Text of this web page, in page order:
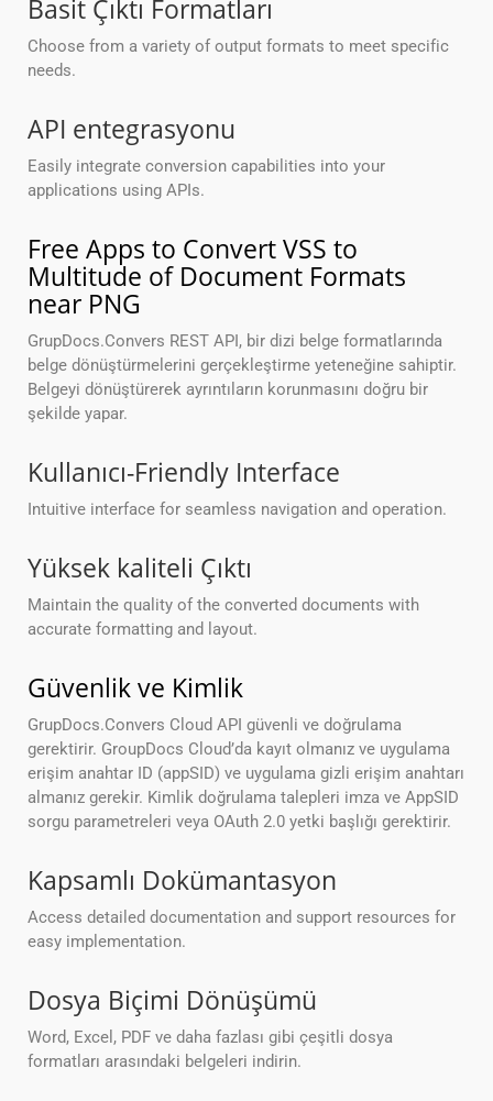
Basit Çıktı Formatları
Choose from a variety of output formats to meet specific
needs.
API entegrasyonu
Easily integrate conversion capabilities into your
applications using APIs.
Free Apps to Convert VSS to
Multitude of Document Formats
near PNG
GrupDocs.Convers REST API, bir dizi belge formatlarında
belge dönüştürmelerini gerçekleştirme yeteneğine sahiptir.
Belgeyi dönüştürerek ayrıntıların korunmasını doğru bir
şekilde yapar.
Kullanıcı-Friendly Interface
Intuitive interface for seamless navigation and operation.
Yüksek kaliteli Çıktı
Maintain the quality of the converted documents with
accurate formatting and layout.
Güvenlik ve Kimlik
GrupDocs.Convers Cloud API güvenli ve doğrulama
gerektirir. GroupDocs Cloud’da kayıt olmanız ve uygulama
erişim anahtar ID (appSID) ve uygulama gizli erişim anahtarı
almanız gerekir. Kimlik doğrulama talepleri imza ve AppSID
sorgu parametreleri veya OAuth 2.0 yetki başlığı gerektirir.
Kapsamlı Dokümantasyon
Access detailed documentation and support resources for
easy implementation.
Dosya Biçimi Dönüşümü
Word, Excel, PDF ve daha fazlası gibi çeşitli dosya
formatları arasındaki belgeleri indirin.